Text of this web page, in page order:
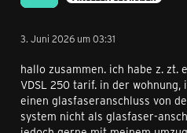
3. Juni 2026 um 03:31
hallo zusammen. ich habe z. zt.
VDSL 250 tarif. in der
einen glasfaseranschluss von
system nicht als glasfaser-